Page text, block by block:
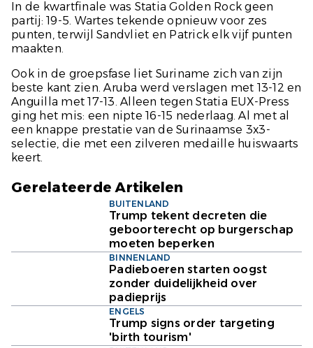
In de kwartfinale was Statia Golden Rock geen
partij: 19-5. Wartes tekende opnieuw voor zes
punten, terwijl Sandvliet en Patrick elk vijf punten
maakten.
Ook in de groepsfase liet Suriname zich van zijn
beste kant zien. Aruba werd verslagen met 13-12 en
Anguilla met 17-13. Alleen tegen Statia EUX-Press
ging het mis: een nipte 16-15 nederlaag. Al met al
een knappe prestatie van de Surinaamse 3x3-
selectie, die met een zilveren medaille huiswaarts
keert.
Gerelateerde Artikelen
BUITENLAND
Trump tekent decreten die
geboorterecht op burgerschap
moeten beperken
BINNENLAND
Padieboeren starten oogst
zonder duidelijkheid over
padieprijs
ENGELS
Trump signs order targeting
'birth tourism'